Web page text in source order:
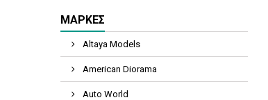
ΜΆΡΚΕΣ
Altaya Models
American Diorama
Auto World